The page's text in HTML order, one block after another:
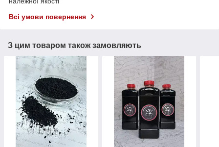
Всі умови повернення
З цим товаром також замовляють